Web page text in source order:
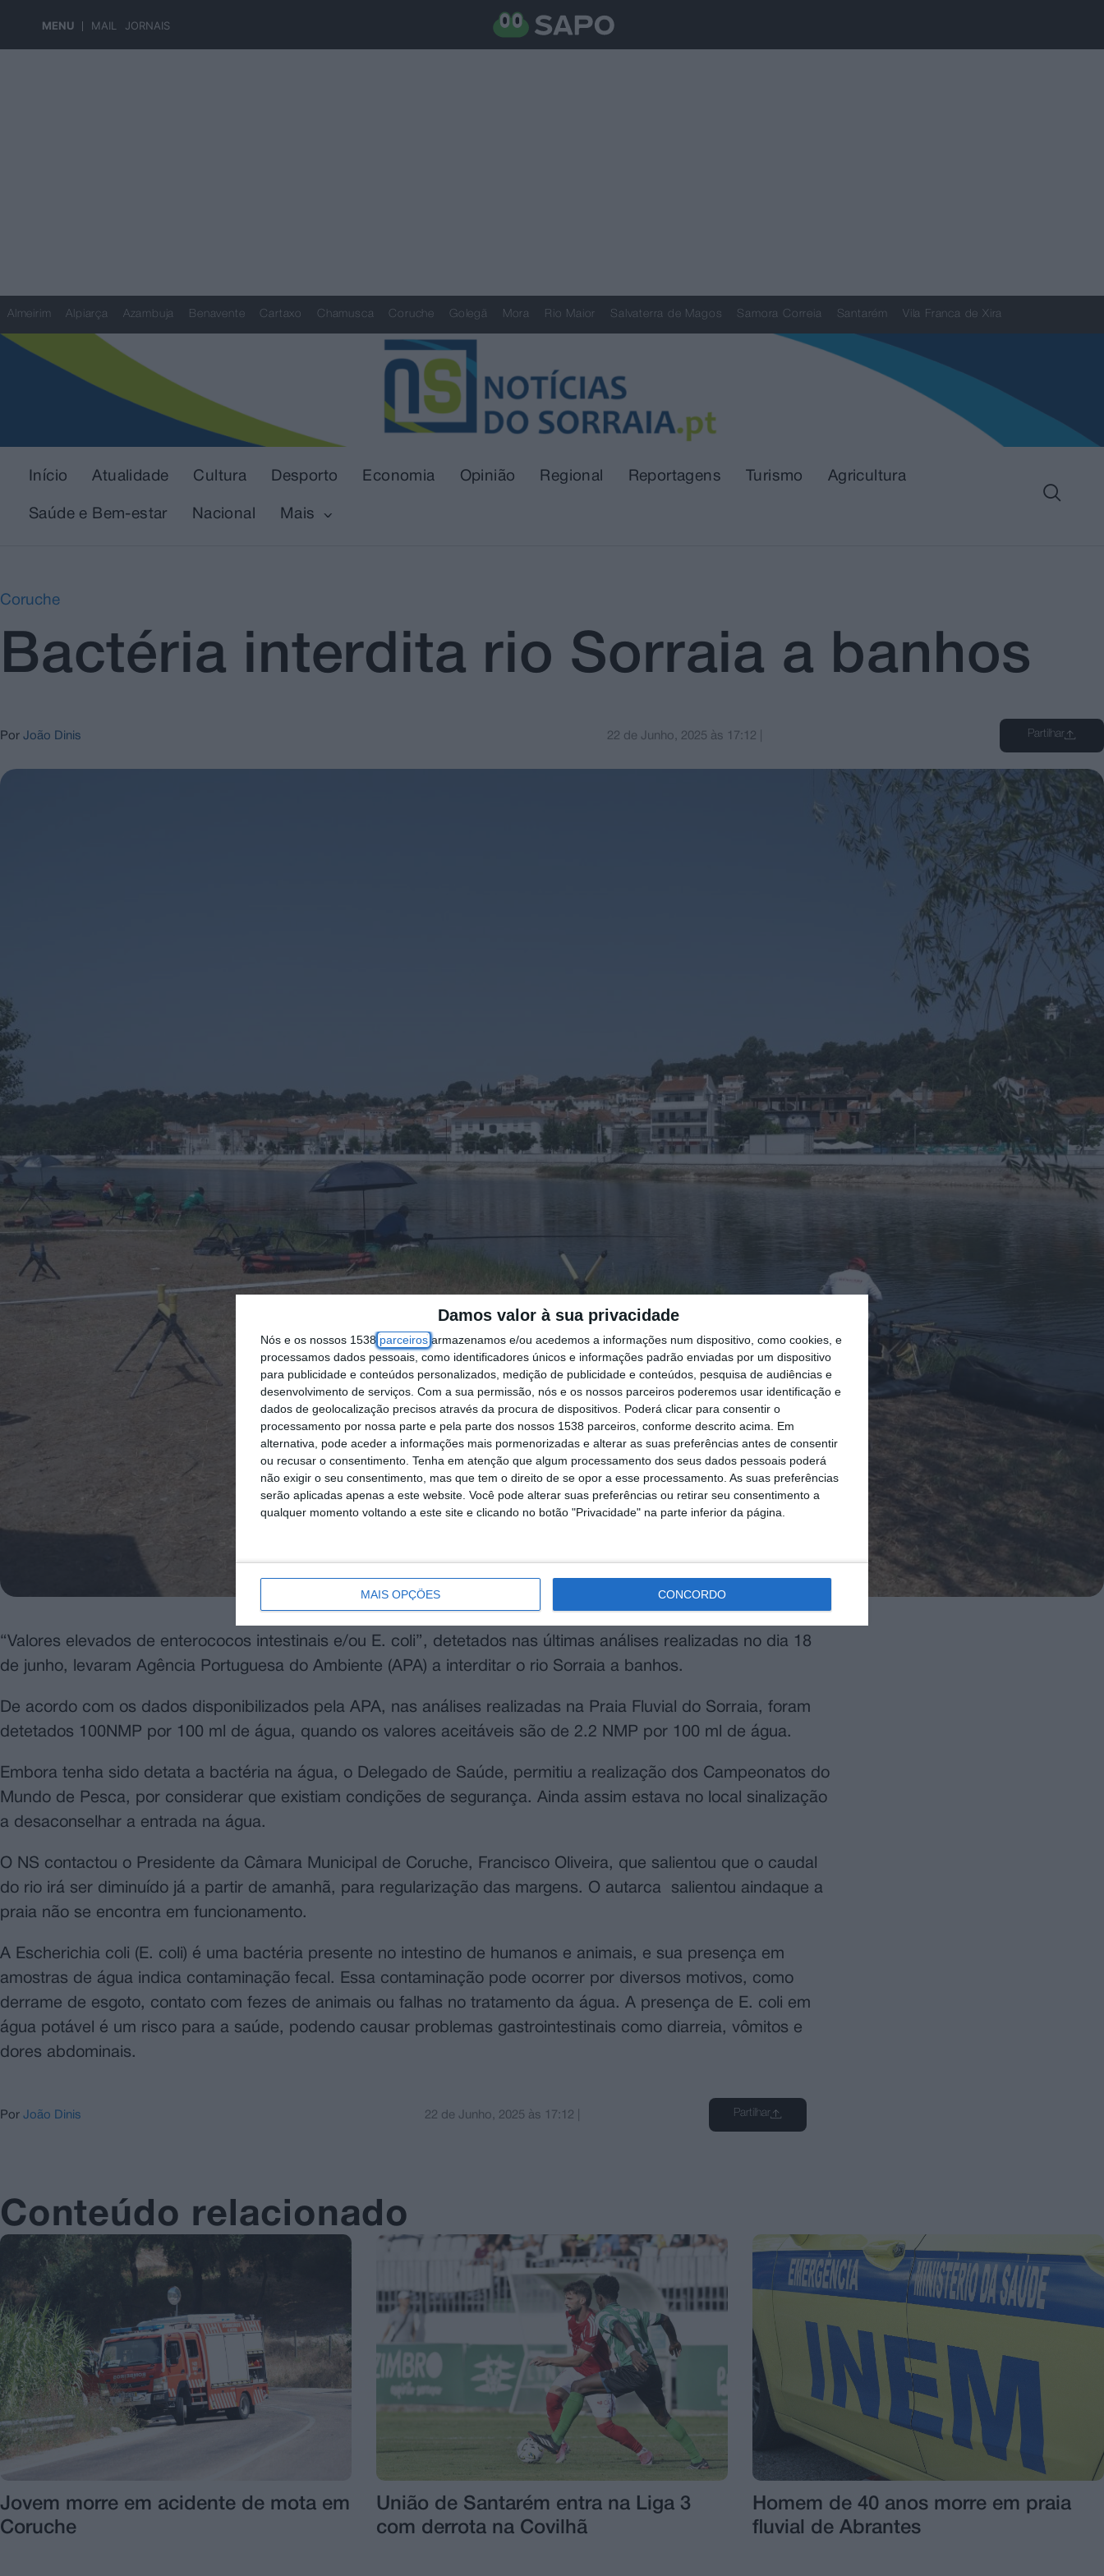
Damos valor à sua privacidade
Nós e os nossos 1538parceirosarmazenamos e/ou acedemos a informações num dispositivo, como cookies, e
processamos dados pessoais, como identificadores únicos e informações padrão enviadas por um dispositivo
para publicidade e conteúdos personalizados, medição de publicidade e conteúdos, pesquisa de audiências e
desenvolvimento de serviços. Com a sua permissão, nós e os nossos parceiros poderemos usar identificação e
dados de geolocalização precisos através da procura de dispositivos. Poderá clicar para consentir o
processamento por nossa parte e pela parte dos nossos 1538 parceiros, conforme descrito acima. Em
alternativa, pode aceder a informações mais pormenorizadas e alterar as suas preferências antes de consentir
ou recusar o consentimento. Tenha em atenção que algum processamento dos seus dados pessoais poderá
não exigir o seu consentimento, mas que tem o direito de se opor a esse processamento. As suas preferências
serão aplicadas apenas a este website. Você pode alterar suas preferências ou retirar seu consentimento a
qualquer momento voltando a este site e clicando no botão "Privacidade" na parte inferior da página.
MAIS OPÇÕES CONCORDO
MENU MAIL JORNAIS
Almeirim Alpiarça Azambuja Benavente Cartaxo Chamusca Coruche Golegã Mora Rio Maior Salvaterra de Magos Samora Correia Santarém Vila Franca de Xira
Início Atualidade Cultura Desporto Economia Opinião Regional Reportagens Turismo Agricultura
Saúde e Bem-estar Nacional Mais
Coruche
Bactéria interdita rio Sorraia a banhos
Por João Dinis 22 de Junho, 2025 às 17:12 Partilhar
“Valores elevados de enterococos intestinais e/ou E. coli”, detetados nas últimas análises realizadas no dia 18
de junho, levaram Agência Portuguesa do Ambiente (APA) a interditar o rio Sorraia a banhos.
De acordo com os dados disponibilizados pela APA, nas análises realizadas na Praia Fluvial do Sorraia, foram
detetados 100NMP por 100 ml de água, quando os valores aceitáveis são de 2.2 NMP por 100 ml de água.
Embora tenha sido detata a bactéria na água, o Delegado de Saúde, permitiu a realização dos Campeonatos do
Mundo de Pesca, por considerar que existiam condições de segurança. Ainda assim estava no local sinalização
a desaconselhar a entrada na água.
O NS contactou o Presidente da Câmara Municipal de Coruche, Francisco Oliveira, que salientou que o caudal
do rio irá ser diminuído já a partir de amanhã, para regularização das margens. O autarca salientou aindaque a
praia não se encontra em funcionamento.
A Escherichia coli (E. coli) é uma bactéria presente no intestino de humanos e animais, e sua presença em
amostras de água indica contaminação fecal. Essa contaminação pode ocorrer por diversos motivos, como
derrame de esgoto, contato com fezes de animais ou falhas no tratamento da água. A presença de E. coli em
água potável é um risco para a saúde, podendo causar problemas gastrointestinais como diarreia, vômitos e
dores abdominais.
Por João Dinis 22 de Junho, 2025 às 17:12 Partilhar
Conteúdo relacionado
Jovem morre em acidente de mota em
Coruche
União de Santarém entra na Liga 3
com derrota na Covilhã
Homem de 40 anos morre em praia
fluvial de Abrantes